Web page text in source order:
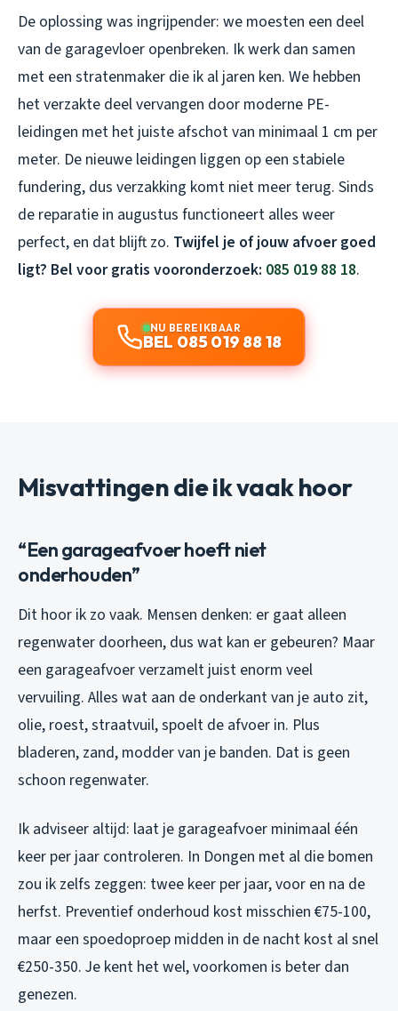
De oplossing was ingrijpender: we moesten een deel
van de garagevloer openbreken. Ik werk dan samen
met een stratenmaker die ik al jaren ken. We hebben
het verzakte deel vervangen door moderne PE-
leidingen met het juiste afschot van minimaal 1 cm per
meter. De nieuwe leidingen liggen op een stabiele
fundering, dus verzakking komt niet meer terug. Sinds
de reparatie in augustus functioneert alles weer
perfect, en dat blijft zo. Twijfel je of jouw afvoer goed
ligt? Bel voor gratis vooronderzoek: 085 019 88 18.
NU BEREIKBAAR
BEL 085 019 88 18
Misvattingen die ik vaak hoor
“Een garageafvoer hoeft niet
onderhouden”
Dit hoor ik zo vaak. Mensen denken: er gaat alleen
regenwater doorheen, dus wat kan er gebeuren? Maar
een garageafvoer verzamelt juist enorm veel
vervuiling. Alles wat aan de onderkant van je auto zit,
olie, roest, straatvuil, spoelt de afvoer in. Plus
bladeren, zand, modder van je banden. Dat is geen
schoon regenwater.
Ik adviseer altijd: laat je garageafvoer minimaal één
keer per jaar controleren. In Dongen met al die bomen
zou ik zelfs zeggen: twee keer per jaar, voor en na de
herfst. Preventief onderhoud kost misschien €75-100,
maar een spoedoproep midden in de nacht kost al snel
€250-350. Je kent het wel, voorkomen is beter dan
genezen.